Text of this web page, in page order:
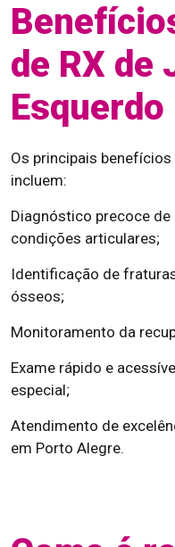
de RX de
Esquerdo
Os principais
incluem:
Diagnóstico precoce
condições articulares;
Identificação de
ósseos;
Monitoramento da
Exame rápido e
especial;
Atendimento de
em Porto Alegre.